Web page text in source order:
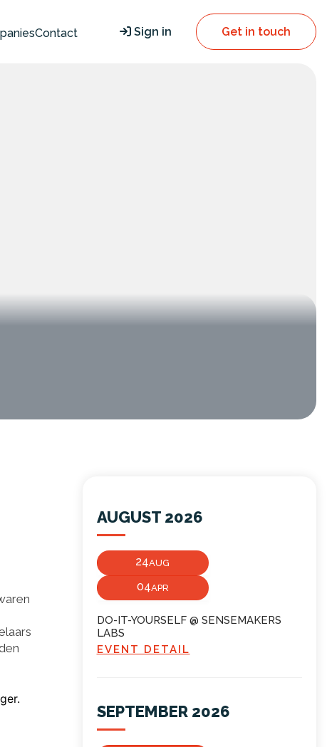
Contact Sign in Get in touch
AUGUST 2026
24AUG
04APR
DO-IT-YOURSELF @ SENSEMAKERS
LABS
EVENT DETAIL
SEPTEMBER 2026